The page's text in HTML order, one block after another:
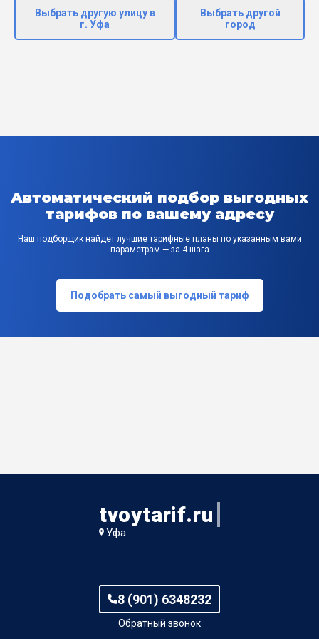
Выбрать другую улицу в
г. Уфа
Выбрать другой
город
Автоматический подбор выгодных
тарифов по вашему адресу
Наш подборщик найдет лучшие тарифные планы по указанным вами
параметрам — за 4 шага
Подобрать самый выгодный тариф
tvoytarif.ru
Уфа
8 (901) 6348232
Обратный звонок